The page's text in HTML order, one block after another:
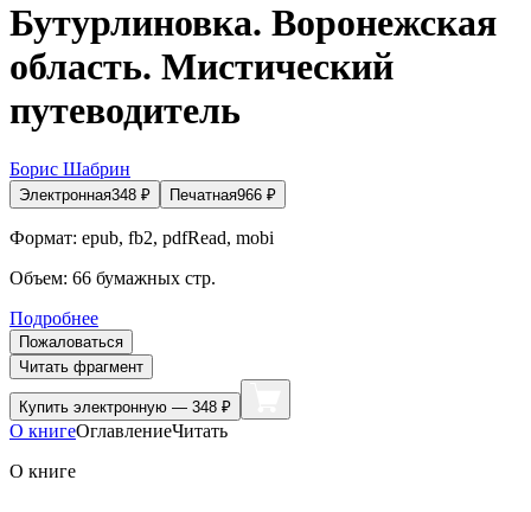
Бутурлиновка. Воронежская
область. Мистический
путеводитель
Борис Шабрин
Электронная348 ₽ Печатная966 ₽
Формат: epub, fb2, pdfRead, mobi
Объем: 66 бумажных стр.
Подробнее
Пожаловаться
Читать фрагмент
Купить электронную — 348 ₽
О книгеОглавлениеЧитать
О книге